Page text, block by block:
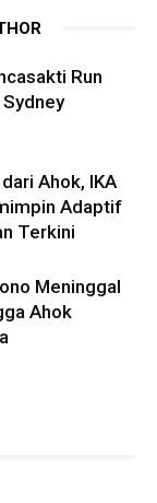
Run
Ahok, IKA
Adaptif
Terkini
Meninggal
Ahok